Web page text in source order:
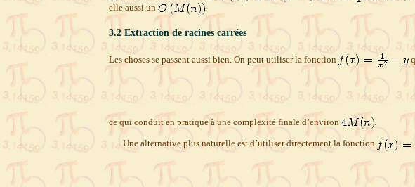
elle aussi un
.
3.2Extraction de racines carrées
Les choses se passent aussi bien. On peut utiliser la fonction
ce qui conduit en pratique à une complexité finale d’environ
Une alternative plus naturelle est d’utiliser directement la fonction